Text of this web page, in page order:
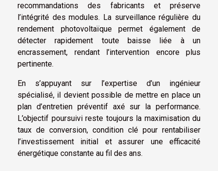
recommandations des fabricants et préserve
l’intégrité des modules. La surveillance régulière du
rendement photovoltaïque permet également de
détecter rapidement toute baisse liée à un
encrassement, rendant l’intervention encore plus
pertinente.
En s’appuyant sur l’expertise d’un ingénieur
spécialisé, il devient possible de mettre en place un
plan d’entretien préventif axé sur la performance.
L’objectif poursuivi reste toujours la maximisation du
taux de conversion, condition clé pour rentabiliser
l’investissement initial et assurer une efficacité
énergétique constante au fil des ans.